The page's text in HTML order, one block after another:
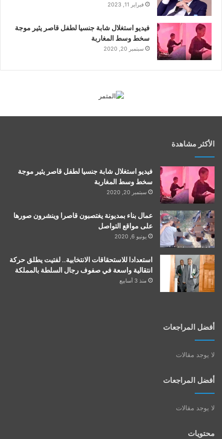
فبراير 11, 2023
فيديو استغلال شابة جنسيا لطفل قاصر يثير موجة
سخط وسط المغاربة
سبتمبر 20, 2020
الأكثر مشاهدة
فيديو استغلال شابة جنسيا لطفل قاصر يثير موجة
سخط وسط المغاربة
سبتمبر 20, 2020
عمال بناء بمديونة يغتصبون قاصرا وينشرون صورها
على مواقع التواصل
يونيو 6, 2020
استعدادا للاستحقاقات الانتخابية.. لفتيت يطلق حركة
انتقالية واسعة في صفوف رجال السلطة بالمملكة
منذ 3 أسابيع
أفضل المراجعات
لا يوجد مقالات
أفضل المراجعات
لا يوجد مقالات
محتويات